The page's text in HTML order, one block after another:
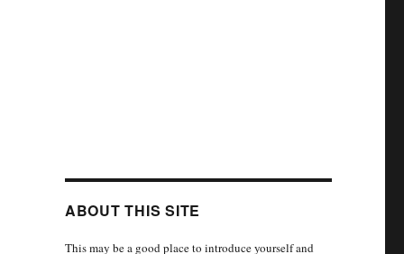
ABOUT THIS SITE
This may be a good place to introduce yourself and